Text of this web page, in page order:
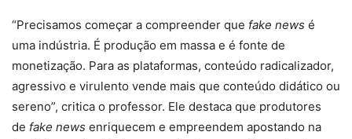
“Precisamos começar a compreender que fake news é
uma indústria. É produção em massa e é fonte de
monetização. Para as plataformas, conteúdo radicalizador,
agressivo e virulento vende mais que conteúdo didático ou
sereno”, critica o professor. Ele destaca que produtores
de fake news enriquecem e empreendem apostando na